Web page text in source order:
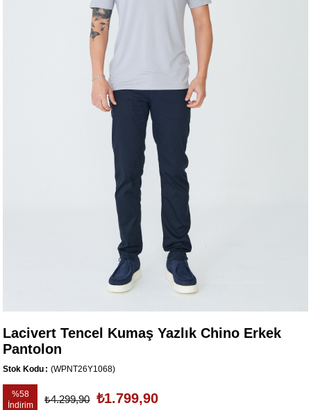
Lacivert Tencel Kumaş Yazlık Chino Erkek
Pantolon
Stok Kodu (WPNT26Y1068)
%58
İndirim
₺4.299,90 ₺1.799,90